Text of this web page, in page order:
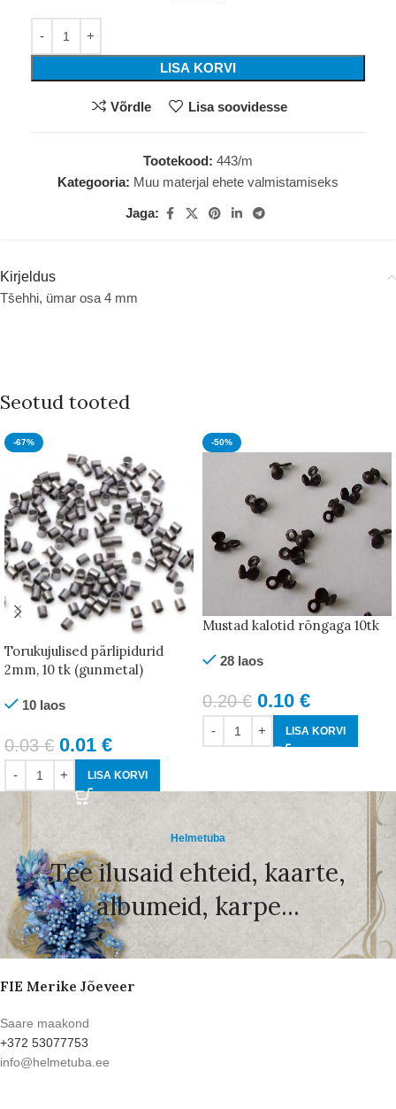
LISA KORVI
Võrdle Lisa soovidesse
Tootekood: 443/m
Kategooria: Muu materjal ehete valmistamiseks
Jaga:
Kirjeldus
Tšehhi, ümar osa 4 mm
Seotud tooted
-67%
Torukujulised pärlipidurid
2mm, 10 tk (gunmetal)
10 laos
0.03€ 0.01 €
LISA KORVI
-50%
Mustad kalotid rõngaga 10tk
28 laos
0.20€ 0.10 €
LISA KORVI
Helmetuba
Tee ilusaid ehteid, kaarte,
albumeid, karpe...
FIE Merike Jõeveer
Saare maakond
+372 53077753
info@helmetuba.ee